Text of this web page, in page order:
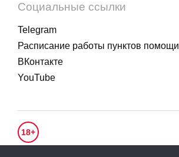
Социальные ссылки
Telegram
Расписание работы пунктов помощи
ВКонтакте
YouTube
18+